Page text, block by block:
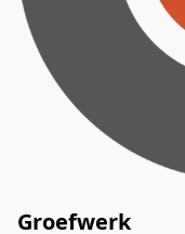
Groefwerk